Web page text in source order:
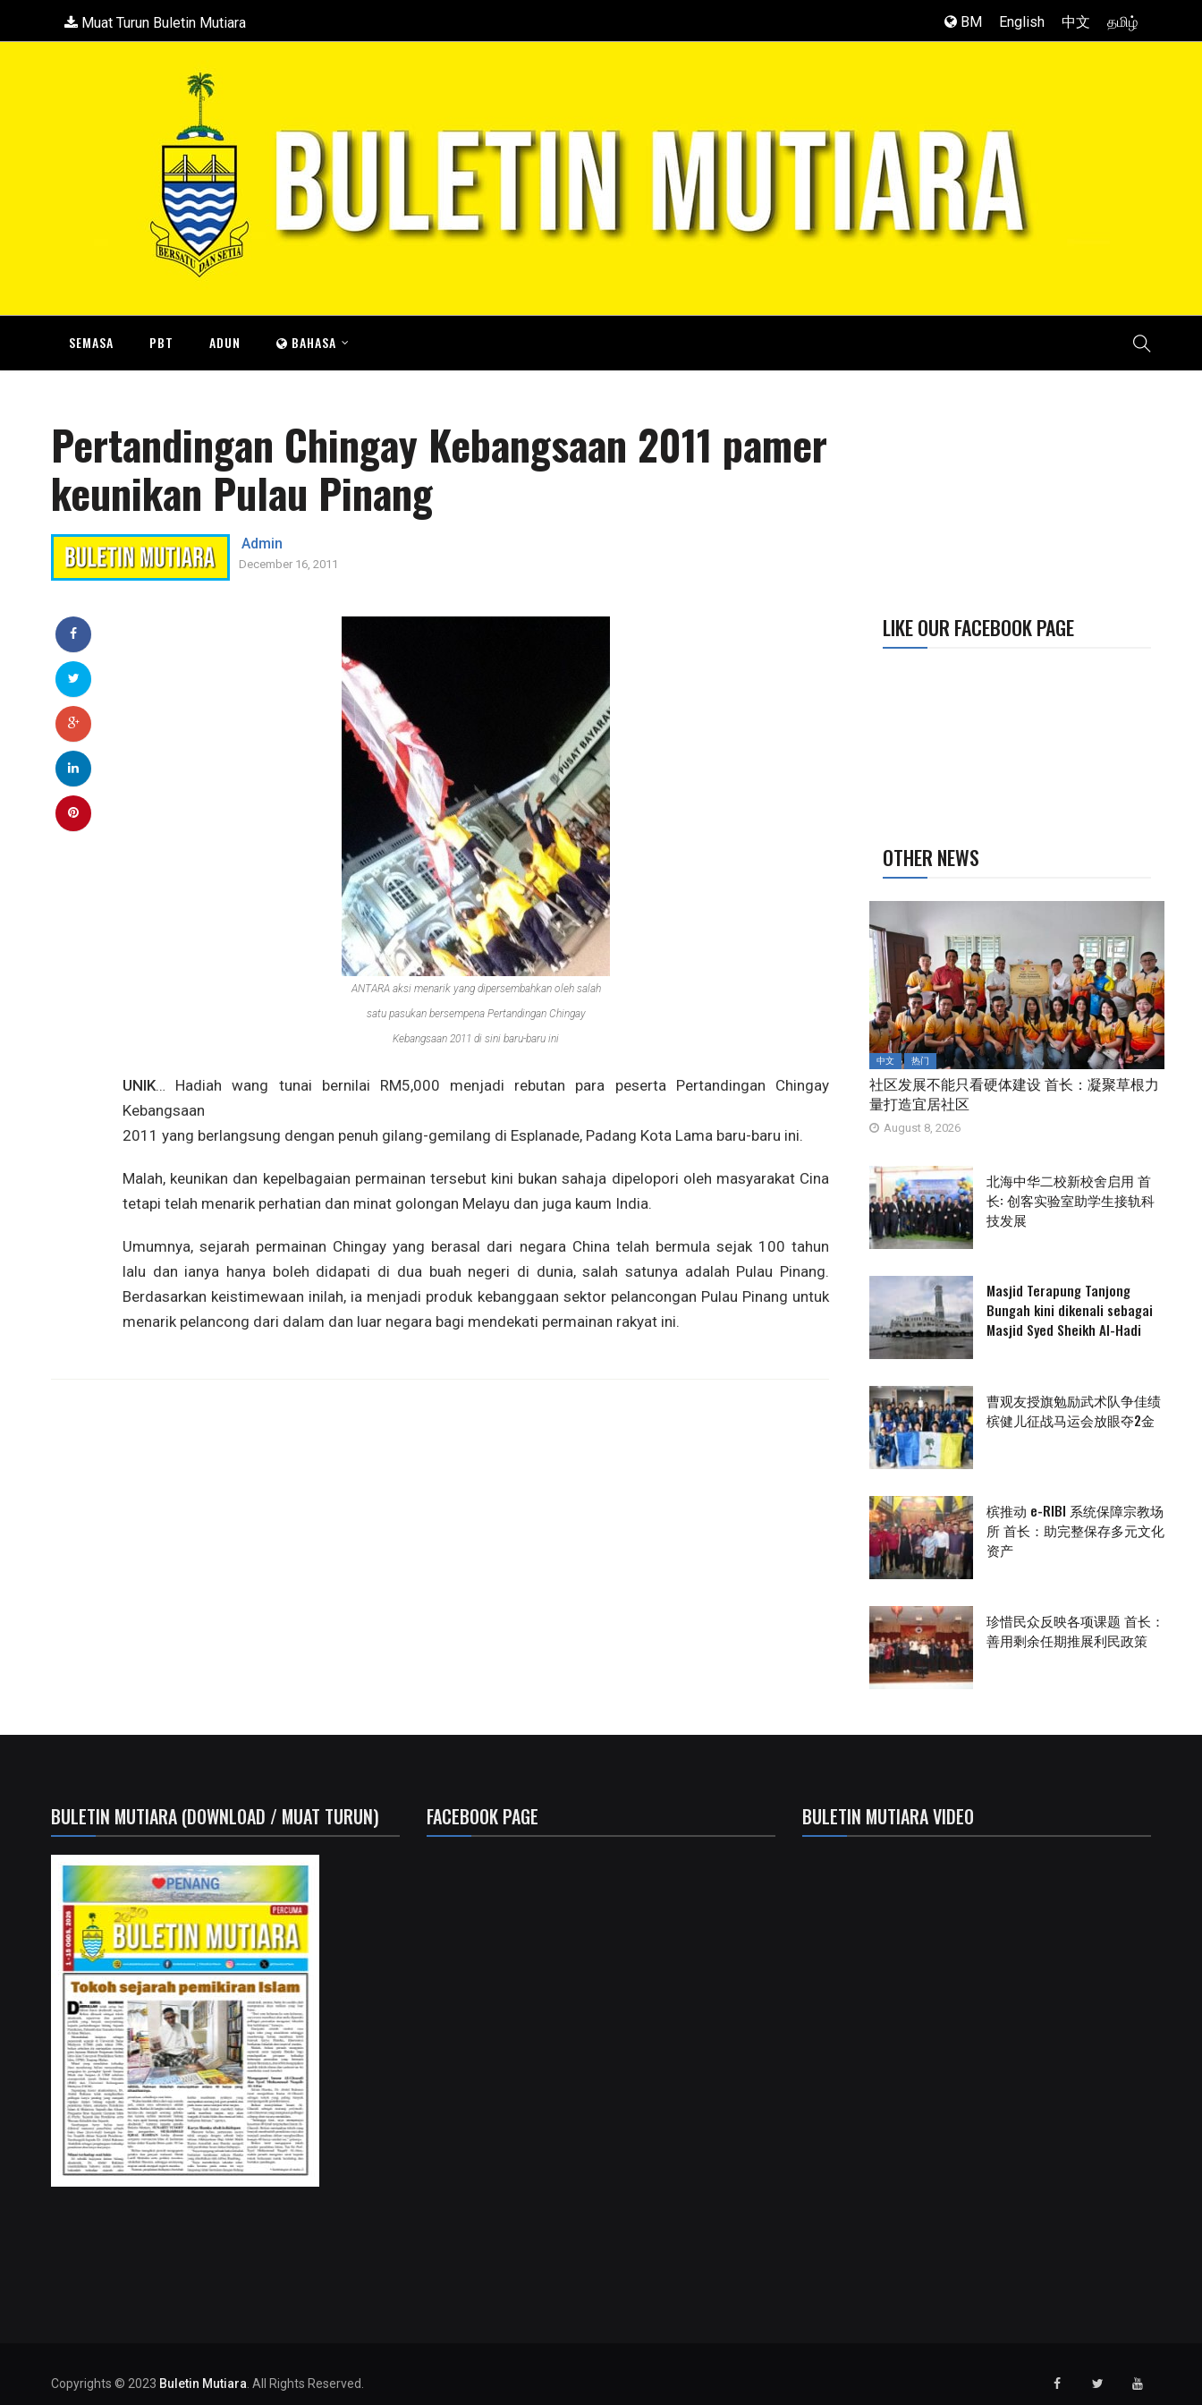
Muat Turun Buletin Mutiara BM English 中文 தமிழ்
SEMASA PBT ADUN BAHASA
Pertandingan Chingay Kebangsaan 2011 pamer
keunikan Pulau Pinang
Admin
December 16, 2011
ANTARA aksi menarik yang dipersembahkan oleh salah
satu pasukan bersempena Pertandingan Chingay
Kebangsaan 2011 di sini baru-baru ini
UNIK… Hadiah wang tunai bernilai RM5,000 menjadi rebutan para peserta Pertandingan Chingay
Kebangsaan
2011 yang berlangsung dengan penuh gilang-gemilang di Esplanade, Padang Kota Lama baru-baru ini.
Malah, keunikan dan kepelbagaian permainan tersebut kini bukan sahaja dipelopori oleh masyarakat Cina
tetapi telah menarik perhatian dan minat golongan Melayu dan juga kaum India.
Umumnya, sejarah permainan Chingay yang berasal dari negara China telah bermula sejak 100 tahun
lalu dan ianya hanya boleh didapati di dua buah negeri di dunia, salah satunya adalah Pulau Pinang.
Berdasarkan keistimewaan inilah, ia menjadi produk kebanggaan sektor pelancongan Pulau Pinang untuk
menarik pelancong dari dalam dan luar negara bagi mendekati permainan rakyat ini.
LIKE OUR FACEBOOK PAGE
OTHER NEWS
中文 热门
社区发展不能只看硬体建设 首长：凝聚草根力
量打造宜居社区
August 8, 2026
北海中华二校新校舍启用 首
长: 创客实验室助学生接轨科
技发展
Masjid Terapung Tanjong
Bungah kini dikenali sebagai
Masjid Syed Sheikh Al-Hadi
曹观友授旗勉励武术队争佳绩
槟健儿征战马运会放眼夺2金
槟推动 e-RIBI 系统保障宗教场
所 首长：助完整保存多元文化
资产
珍惜民众反映各项课题 首长：
善用剩余任期推展利民政策
BULETIN MUTIARA (DOWNLOAD / MUAT TURUN) FACEBOOK PAGE BULETIN MUTIARA VIDEO
Copyrights © 2023 Buletin Mutiara. All Rights Reserved.